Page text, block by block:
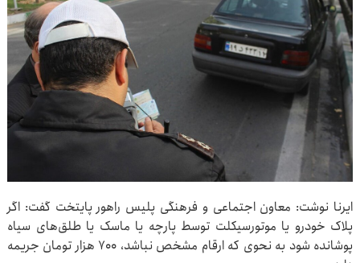
ایرنا نوشت: معاون اجتماعی و فرهنگی پلیس راهور پایتخت گفت: اگر
پلاک خودرو یا موتورسیکلت توسط پارچه یا ماسک یا طلق‌های سیاه
پوشانده شود به نحوی که ارقام مشخص نباشد، ۷۰۰ هزار تومان جریمه